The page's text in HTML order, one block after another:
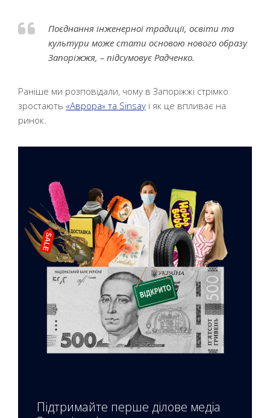
Поєднання інженерної традиції, освіти та
культури може стати основою нового образу
Запоріжжя, – підсумовує Радченко.
Раніше ми розповідали, чому в Запоріжжі стрімко
зростають «Аврора» та Sinsay і як це впливає на
ринок.
Підтримайте перше ділове медіа